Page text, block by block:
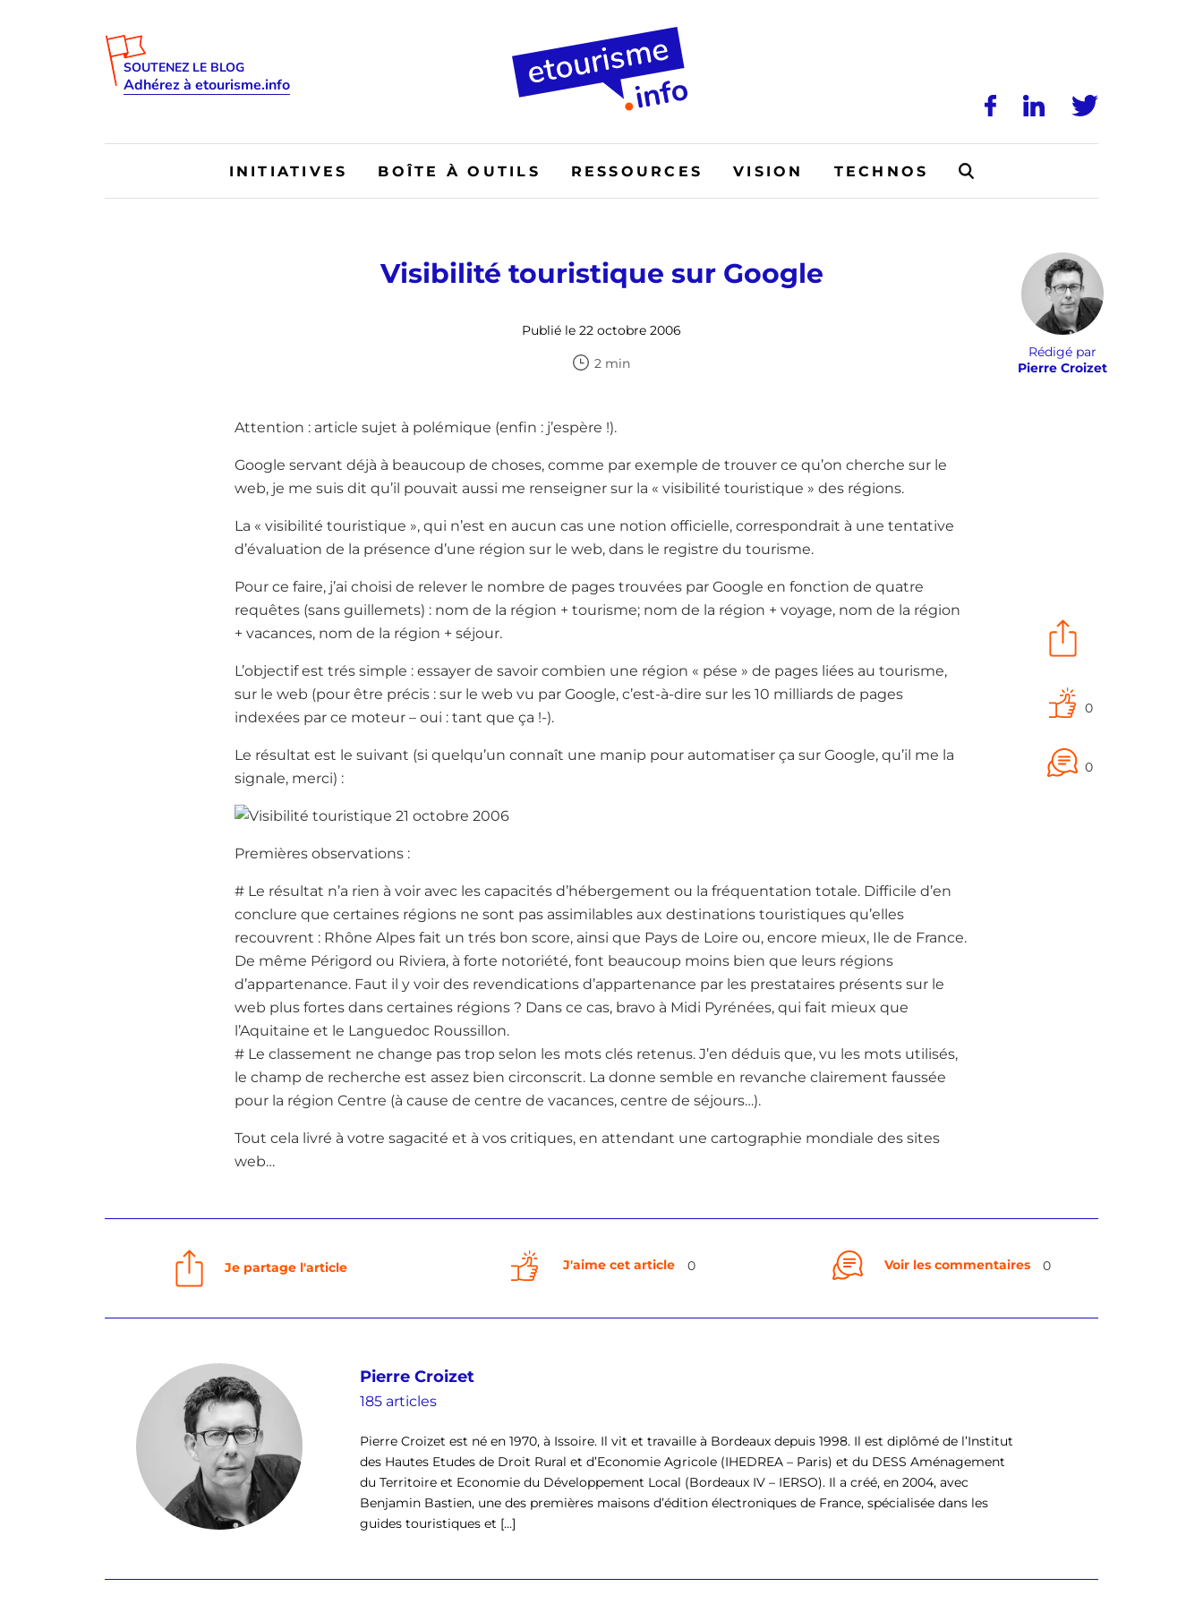
SOUTENEZ LE BLOG
Adhérez à etourisme.info
INITIATIVES BOÎTE À OUTILS RESSOURCES VISION TECHNOS
Visibilité touristique sur Google
Publié le 22 octobre 2006
2 min
Rédigé par
Pierre Croizet
0
0
Attention : article sujet à polémique (enfin : j’espère !).
Google servant déjà à beaucoup de choses, comme par exemple de trouver ce qu’on cherche sur le
web, je me suis dit qu’il pouvait aussi me renseigner sur la « visibilité touristique » des régions.
La « visibilité touristique », qui n’est en aucun cas une notion officielle, correspondrait à une tentative
d’évaluation de la présence d’une région sur le web, dans le registre du tourisme.
Pour ce faire, j’ai choisi de relever le nombre de pages trouvées par Google en fonction de quatre
requêtes (sans guillemets) : nom de la région + tourisme; nom de la région + voyage, nom de la région
+ vacances, nom de la région + séjour.
L’objectif est trés simple : essayer de savoir combien une région « pése » de pages liées au tourisme,
sur le web (pour être précis : sur le web vu par Google, c’est-à-dire sur les 10 milliards de pages
indexées par ce moteur – oui : tant que ça !-).
Le résultat est le suivant (si quelqu’un connaît une manip pour automatiser ça sur Google, qu’il me la
signale, merci) :
Premières observations :
# Le résultat n’a rien à voir avec les capacités d’hébergement ou la fréquentation totale. Difficile d’en
conclure que certaines régions ne sont pas assimilables aux destinations touristiques qu’elles
recouvrent : Rhône Alpes fait un trés bon score, ainsi que Pays de Loire ou, encore mieux, Ile de France.
De même Périgord ou Riviera, à forte notoriété, font beaucoup moins bien que leurs régions
d’appartenance. Faut il y voir des revendications d’appartenance par les prestataires présents sur le
web plus fortes dans certaines régions ? Dans ce cas, bravo à Midi Pyrénées, qui fait mieux que
l’Aquitaine et le Languedoc Roussillon.
# Le classement ne change pas trop selon les mots clés retenus. J’en déduis que, vu les mots utilisés,
le champ de recherche est assez bien circonscrit. La donne semble en revanche clairement faussée
pour la région Centre (à cause de centre de vacances, centre de séjours…).
Tout cela livré à votre sagacité et à vos critiques, en attendant une cartographie mondiale des sites
web…
Je partage l'article J'aime cet article 0 Voir les commentaires 0
Pierre Croizet
185 articles
Pierre Croizet est né en 1970, à Issoire. Il vit et travaille à Bordeaux depuis 1998. Il est diplômé de l’Institut
des Hautes Etudes de Droit Rural et d’Economie Agricole (IHEDREA – Paris) et du DESS Aménagement
du Territoire et Economie du Développement Local (Bordeaux IV – IERSO). Il a créé, en 2004, avec
Benjamin Bastien, une des premières maisons d’édition électroniques de France, spécialisée dans les
guides touristiques et [...]